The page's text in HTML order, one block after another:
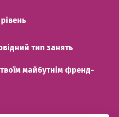
тип занять
майбутнім френд-